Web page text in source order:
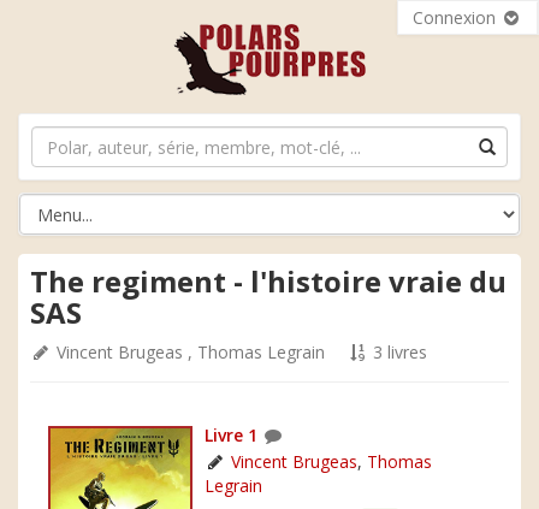
Connexion
The regiment - l'histoire vraie du
SAS
Vincent Brugeas , Thomas Legrain 3 livres
Livre 1
Vincent Brugeas, Thomas
Legrain